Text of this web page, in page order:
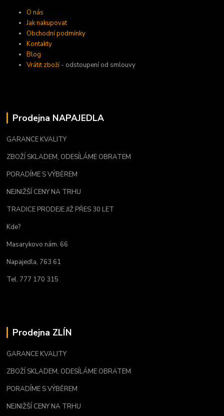
O nás
Jak nakupovat
Obchodní podmínky
Kontakty
Blog
Vrátit zboží- odstoupení od smlouvy
Prodejna NAPAJEDLA
GARANCE KVALITY
ZBOŽÍ SKLADEM, ODESÍLÁME OBRATEM
PORADÍME S VÝBĚREM
NEJNIŽŠÍ CENY NA TRHU
TRADICE PRODEJE JIŽ PŘES 30 LET
Kde?
Masarykovo nám. 66
Napajedla, 763 61
Tel. 777 170 315
Prodejna ZLÍN
GARANCE KVALITY
ZBOŽÍ SKLADEM, ODESÍLÁME OBRATEM
PORADÍME S VÝBĚREM
NEJNIŽŠÍ CENY NA TRHU